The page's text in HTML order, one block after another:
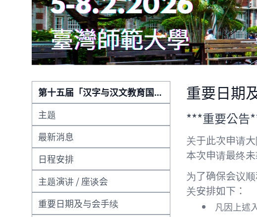
第十五届「汉字与汉文教育国际研讨会」
主题
最新消息
日程安排
主题演讲 / 座谈会
重要日期及与会手续
重要日期
***重要公告
关于此次申请
本次申请最终
为了确保会议
关安排如下：
凡因上述